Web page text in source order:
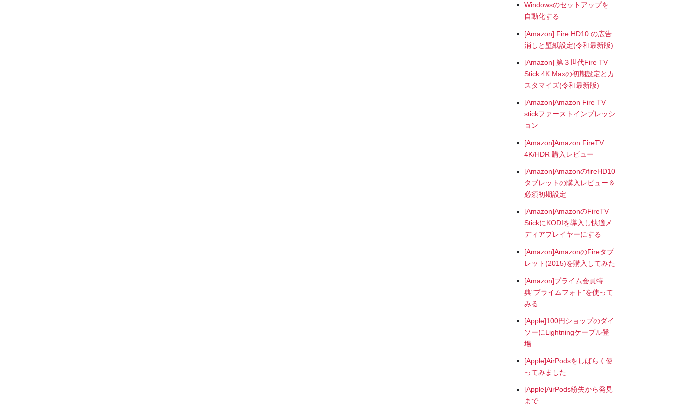
Windowsのセットアップを
自動化する
[Amazon] Fire HD10 の広告
消しと壁紙設定(令和最新版)
[Amazon] 第３世代Fire TV
Stick 4K Maxの初期設定とカ
スタマイズ(令和最新版)
[Amazon]Amazon Fire TV
stickファーストインプレッシ
ョン
[Amazon]Amazon FireTV
4K/HDR 購入レビュー
[Amazon]AmazonのfireHD10
タブレットの購入レビュー＆
必須初期設定
[Amazon]AmazonのFireTV
StickにKODIを導入し快適メ
ディアプレイヤーにする
[Amazon]AmazonのFireタブ
レット(2015)を購入してみた
[Amazon]プライム会員特
典"プライムフォト"を使って
みる
[Apple]100円ショップのダイ
ソーにLightningケーブル登
場
[Apple]AirPodsをしばらく使
ってみました
[Apple]AirPods紛失から発見
まで